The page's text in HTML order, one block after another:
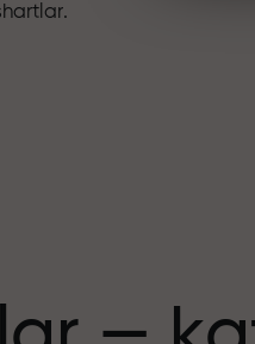
ko‘radi. Aleš Loprais
intilish va intizom